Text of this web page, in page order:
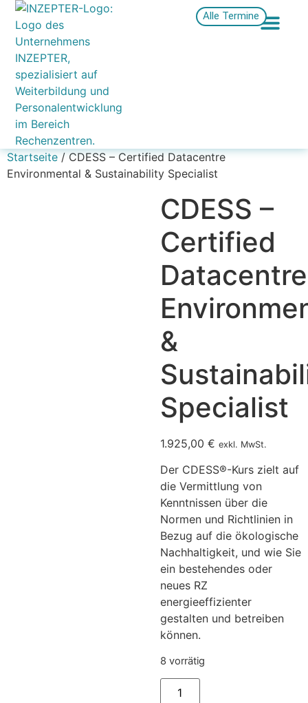
Alle Termine
Startseite / CDESS – Certified Datacentre
Environmental & Sustainability Specialist
CDESS –
Certified
Datacentre
&
Specialist
1.925,00 € exkl. MwSt.
Der CDESS®-Kurs zielt auf
die Vermittlung von
Kenntnissen über die
Normen und Richtlinien in
Bezug auf die ökologische
Nachhaltigkeit, und wie Sie
ein bestehendes oder
neues RZ
energieeffizienter
gestalten und betreiben
können.
8 vorrätig